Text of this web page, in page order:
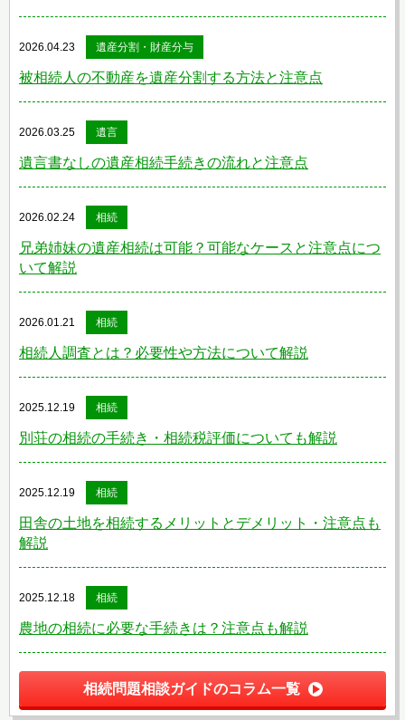
2026.04.23 遺産分割・財産分与
被相続人の不動産を遺産分割する方法と注意点
2026.03.25 遺言
遺言書なしの遺産相続手続きの流れと注意点
2026.02.24 相続
兄弟姉妹の遺産相続は可能？可能なケースと注意点につ
いて解説
2026.01.21 相続
相続人調査とは？必要性や方法について解説
2025.12.19 相続
別荘の相続の手続き・相続税評価についても解説
2025.12.19 相続
田舎の土地を相続するメリットとデメリット・注意点も
解説
2025.12.18 相続
農地の相続に必要な手続きは？注意点も解説
相続問題相談ガイドのコラム一覧